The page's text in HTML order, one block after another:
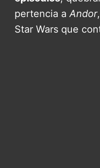
pertencia aAndor
Star Wars que